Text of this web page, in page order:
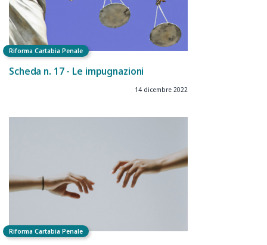
Riforma Cartabia Penale
Scheda n. 17 - Le impugnazioni
14 dicembre 2022
Riforma Cartabia Penale